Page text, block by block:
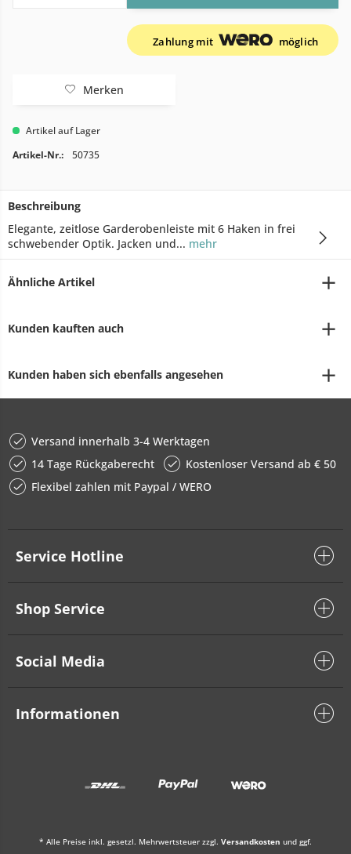
Zahlung mit möglich
Merken
Artikel auf Lager
Artikel-Nr.:
50735
Beschreibung
Elegante, zeitlose Garderobenleiste mit 6 Haken in frei
schwebender Optik. Jacken und... mehr
Ähnliche Artikel
Kunden kauften auch
Kunden haben sich ebenfalls angesehen
Versand innerhalb 3-4 Werktagen
14 Tage Rückgaberecht
Kostenloser Versand ab € 50
Flexibel zahlen mit Paypal / WERO
Service Hotline
Shop Service
Social Media
Informationen
* Alle Preise inkl. gesetzl. Mehrwertsteuer zzgl. Versandkosten und ggf.